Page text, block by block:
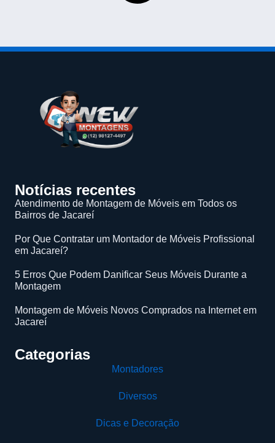
Notícias recentes
Atendimento de Montagem de Móveis em Todos os
Bairros de Jacareí
Por Que Contratar um Montador de Móveis Profissional
em Jacareí?
5 Erros Que Podem Danificar Seus Móveis Durante a
Montagem
Montagem de Móveis Novos Comprados na Internet em
Jacareí
Categorias
Montadores
Diversos
Dicas e Decoração